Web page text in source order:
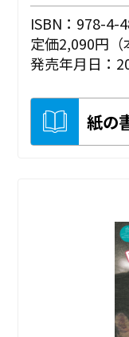
ISBN：978-4-
定価2,090円（
発売年月日：
紙の